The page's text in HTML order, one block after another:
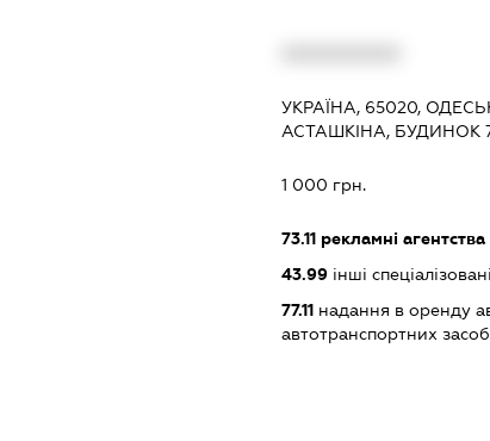
УКРАЇНА, 65020,
АСТАШКІНА, БУДИНОК
1 000 грн.
73.11 рекламні агентства
43.99 інші
77.11 надання в оренду
автотранспортних